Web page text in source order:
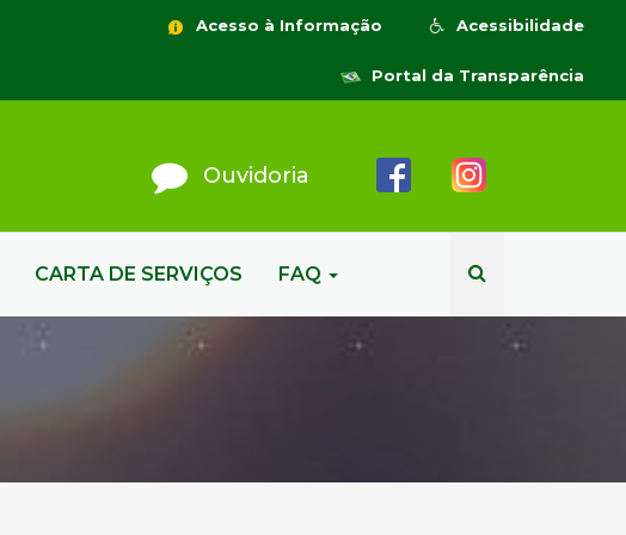
Acessibilidade
Acesso à Informação
Portal da Transparência
Ouvidoria
CARTA DE SERVIÇOS FAQ